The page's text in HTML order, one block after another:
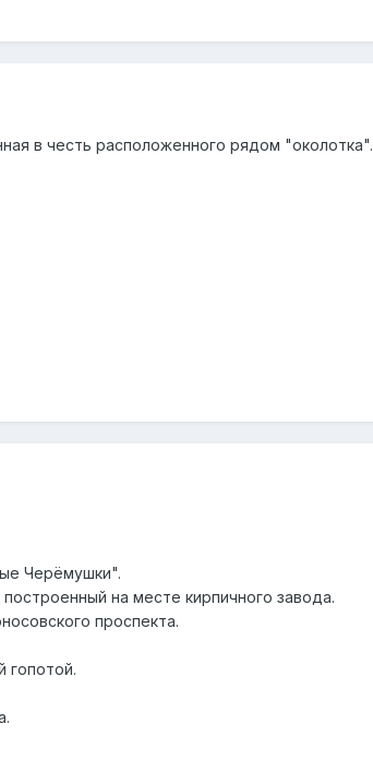
в честь расположенного рядом "околотка".
Черёмушки".
на месте кирпичного завода.
проспекта.
гопотой.